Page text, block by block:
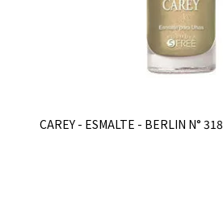
CAREY - ESMALTE - BERLIN N° 318